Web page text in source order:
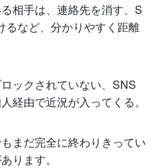
相手は、連絡先を消す、S
るなど、分かりやすく距離
ックされていない、SNS
経由で近況が入ってくる。
まだ完全に終わりきってい
ります。